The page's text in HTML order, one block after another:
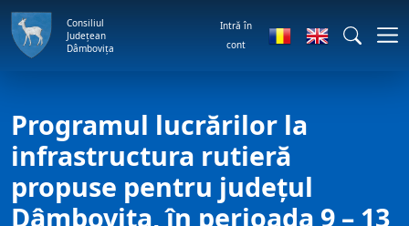
Consiliul
Județean
Dâmbovița
Intră în
cont
Programul lucrărilor la
infrastructura rutieră
propuse pentru județul
Dâmbovița, în perioada 9 – 13